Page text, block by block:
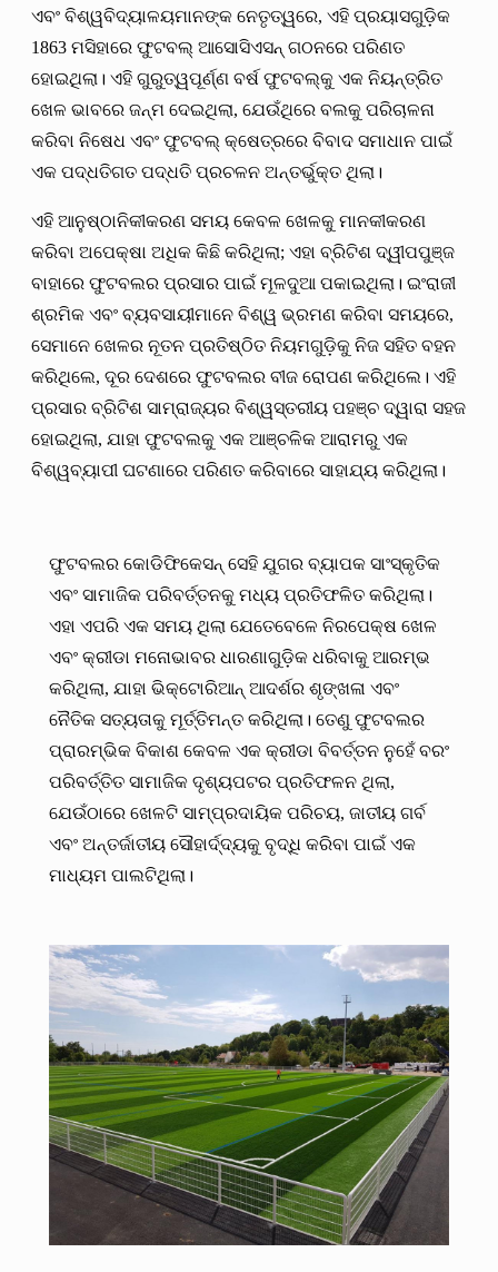
ଏବଂ ବିଶ୍ୱବିଦ୍ୟାଳୟମାନଙ୍କ ନେତୃତ୍ୱରେ, ଏହି ପ୍ରୟାସଗୁଡ଼ିକ
1863 ମସିହାରେ ଫୁଟବଲ୍ ଆସୋସିଏସନ୍ ଗଠନରେ ପରିଣତ
ହୋଇଥିଲା। ଏହି ଗୁରୁତ୍ୱପୂର୍ଣ୍ଣ ବର୍ଷ ଫୁଟବଲ୍କୁ ଏକ ନିୟନ୍ତ୍ରିତ
ଖେଳ ଭାବରେ ଜନ୍ମ ଦେଇଥିଲା, ଯେଉଁଥିରେ ବଲକୁ ପରିଚାଳନା
କରିବା ନିଷେଧ ଏବଂ ଫୁଟବଲ୍ କ୍ଷେତ୍ରରେ ବିବାଦ ସମାଧାନ ପାଇଁ
ଏକ ପଦ୍ଧତିଗତ ପଦ୍ଧତି ପ୍ରଚଳନ ଅନ୍ତର୍ଭୁକ୍ତ ଥିଲା।
ଏହି ଆନୁଷ୍ଠାନିକୀକରଣ ସମୟ କେବଳ ଖେଳକୁ ମାନକୀକରଣ
କରିବା ଅପେକ୍ଷା ଅଧିକ କିଛି କରିଥିଲା; ଏହା ବ୍ରିଟିଶ ଦ୍ୱୀପପୁଞ୍ଜ
ବାହାରେ ଫୁଟବଲର ପ୍ରସାର ପାଇଁ ମୂଳଦୁଆ ପକାଇଥିଲା। ଇଂରାଜୀ
ଶ୍ରମିକ ଏବଂ ବ୍ୟବସାୟୀମାନେ ବିଶ୍ୱ ଭ୍ରମଣ କରିବା ସମୟରେ,
ସେମାନେ ଖେଳର ନୂତନ ପ୍ରତିଷ୍ଠିତ ନିୟମଗୁଡ଼ିକୁ ନିଜ ସହିତ ବହନ
କରିଥିଲେ, ଦୂର ଦେଶରେ ଫୁଟବଲର ବୀଜ ରୋପଣ କରିଥିଲେ। ଏହି
ପ୍ରସାର ବ୍ରିଟିଶ ସାମ୍ରାଜ୍ୟର ବିଶ୍ୱସ୍ତରୀୟ ପହଞ୍ଚ ଦ୍ୱାରା ସହଜ
ହୋଇଥିଲା, ଯାହା ଫୁଟବଲକୁ ଏକ ଆଞ୍ଚଳିକ ଆରାମରୁ ଏକ
ବିଶ୍ୱବ୍ୟାପୀ ଘଟଣାରେ ପରିଣତ କରିବାରେ ସାହାଯ୍ୟ କରିଥିଲା।
ଫୁଟବଲର କୋଡିଫିକେସନ୍ ସେହି ଯୁଗର ବ୍ୟାପକ ସାଂସ୍କୃତିକ
ଏବଂ ସାମାଜିକ ପରିବର୍ତ୍ତନକୁ ମଧ୍ୟ ପ୍ରତିଫଳିତ କରିଥିଲା।
ଏହା ଏପରି ଏକ ସମୟ ଥିଲା ଯେତେବେଳେ ନିରପେକ୍ଷ ଖେଳ
ଏବଂ କ୍ରୀଡା ମନୋଭାବର ଧାରଣାଗୁଡ଼ିକ ଧରିବାକୁ ଆରମ୍ଭ
କରିଥିଲା, ଯାହା ଭିକ୍ଟୋରିଆନ୍ ଆଦର୍ଶର ଶୃଙ୍ଖଳା ଏବଂ
ନୈତିକ ସତ୍ୟତାକୁ ମୂର୍ତ୍ତିମନ୍ତ କରିଥିଲା। ତେଣୁ ଫୁଟବଲର
ପ୍ରାରମ୍ଭିକ ବିକାଶ କେବଳ ଏକ କ୍ରୀଡା ବିବର୍ତ୍ତନ ନୁହେଁ ବରଂ
ପରିବର୍ତ୍ତିତ ସାମାଜିକ ଦୃଶ୍ୟପଟର ପ୍ରତିଫଳନ ଥିଲା,
ଯେଉଁଠାରେ ଖେଳଟି ସାମ୍ପ୍ରଦାୟିକ ପରିଚୟ, ଜାତୀୟ ଗର୍ବ
ଏବଂ ଅନ୍ତର୍ଜାତୀୟ ସୌହାର୍ଦ୍ଦ୍ୟକୁ ବୃଦ୍ଧି କରିବା ପାଇଁ ଏକ
ମାଧ୍ୟମ ପାଲଟିଥିଲା।